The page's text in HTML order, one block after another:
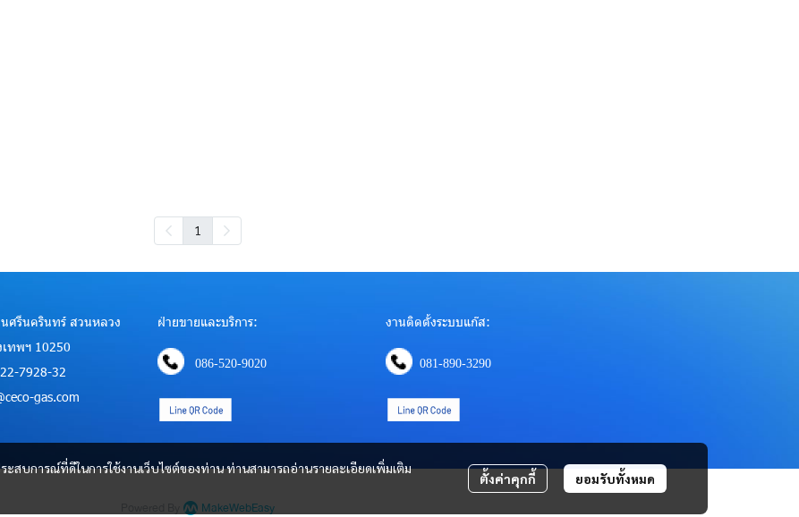
1
สบการณ์ที่ดีในการใช้งานเว็บไซต์ของท่าน ท่านสามารถอ่านรายละเอียดเพิ่มเติม
ตั้งค่าคุกกี้ ยอมรับทั้งหมด
ศรีนครินทร์ สวนหลวง
ทพฯ 10250
7928-32
gas.com
ฝ่ายขายและบริการ:
086-520-9020
งานติดตั้งระบบแก๊ส:
081-890-3290
MakeWebEasy